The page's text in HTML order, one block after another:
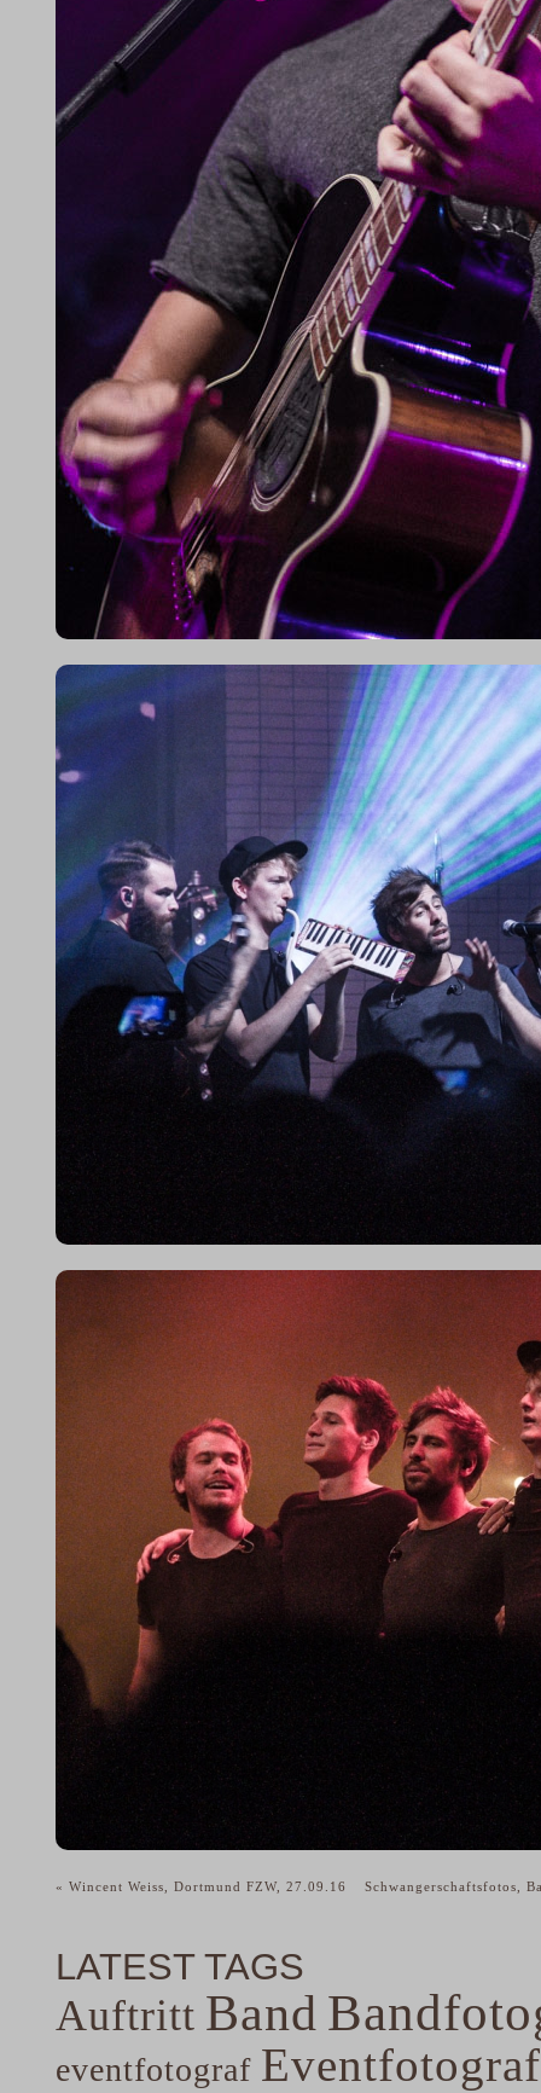
« Wincent Weiss, Dortmund FZW, 27.09.16 Schwangerschaftsfotos,
LATEST TAGS
Auftritt Band
eventfotograf